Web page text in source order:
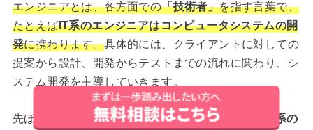
エンジニアとは、各方面での「技術者」を指す言葉で、
たとえばIT系のエンジニアはコンピュータシステムの開
発に携わります。具体的には、クライアントに対しての
提案から設計、開発からテストまでの流れに関わり、シ
ステム開発を主導していきます。
先ほど紹介した「プログラマー」と同じく、 特にIT系の